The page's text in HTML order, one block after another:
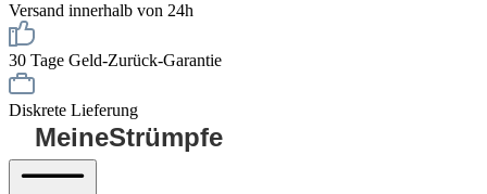
Versand innerhalb von 24h
30 Tage Geld-Zurück-Garantie
Diskrete Lieferung
MeineStrümpfe